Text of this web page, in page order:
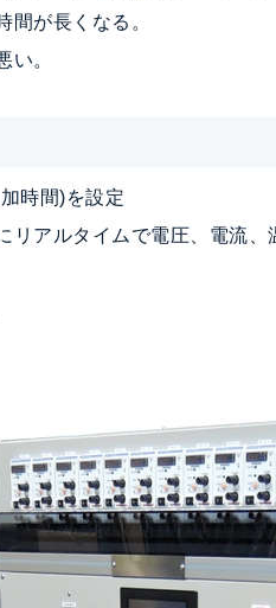
が長くなる。
い。
時間)を設定
アルタイムで電圧、電流